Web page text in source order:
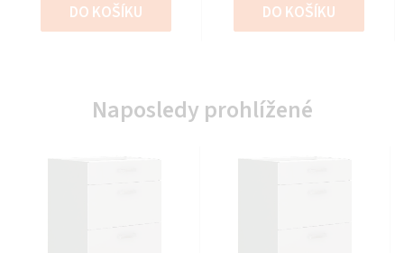
DO KOŠÍKU DO KOŠÍKU
Naposledy prohlížené